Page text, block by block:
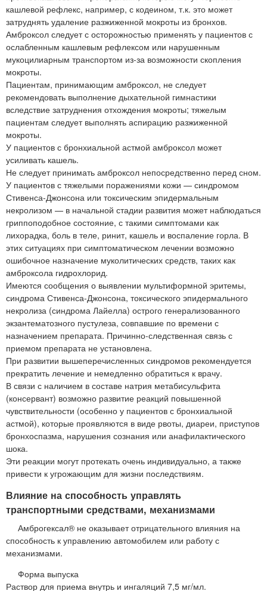
кашлевой рефлекс, например, с кодеином, т.к. это может
затруднять удаление разжиженной мокроты из бронхов.
Амброксол следует с осторожностью применять у пациентов с
ослабленным кашлевым рефлексом или нарушенным
мукоцилиарным транспортом из-за возможности скопления
мокроты.
Пациентам, принимающим амброксол, не следует
рекомендовать выполнение дыхательной гимнастики
вследствие затруднения отхождения мокроты; тяжелым
пациентам следует выполнять аспирацию разжиженной
мокроты.
У пациентов с бронхиальной астмой амброксол может
усиливать кашель.
Не следует принимать амброксол непосредственно перед сном.
У пациентов с тяжелыми поражениями кожи — синдромом
Стивенса-Джонсона или токсическим эпидермальным
некролизом — в начальной стадии развития может наблюдаться
гриппоподобное состояние, с такими симптомами как
лихорадка, боль в теле, ринит, кашель и воспаление горла. В
этих ситуациях при симптоматическом лечении возможно
ошибочное назначение муколитических средств, таких как
амброксола гидрохлорид.
Имеются сообщения о выявлении мультиформной эритемы,
синдрома Стивенса-Джонсона, токсического эпидермального
некролиза (синдрома Лайелла) острого генерализованного
экзантематозного пустулеза, совпавшие по времени с
назначением препарата. Причинно-следственная связь с
приемом препарата не установлена.
При развитии вышеперечисленных синдромов рекомендуется
прекратить лечение и немедленно обратиться к врачу.
В связи с наличием в составе натрия метабисульфита
(консервант) возможно развитие реакций повышенной
чувствительности (особенно у пациентов с бронхиальной
астмой), которые проявляются в виде рвоты, диареи, приступов
бронхоспазма, нарушения сознания или анафилактического
шока.
Эти реакции могут протекать очень индивидуально, а также
привести к угрожающим для жизни последствиям.
Влияние на способность управлять
транспортными средствами, механизмами
Амброгексал® не оказывает отрицательного влияния на
способность к управлению автомобилем или работу с
механизмами.
Форма выпуска
Раствор для приема внутрь и ингаляций 7,5 мг/мл.